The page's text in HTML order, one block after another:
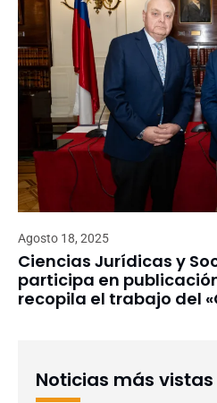
Agosto 18, 2025
Ciencias Jurídicas y
participa en
recopila el trabajo del
Noticias más vistas